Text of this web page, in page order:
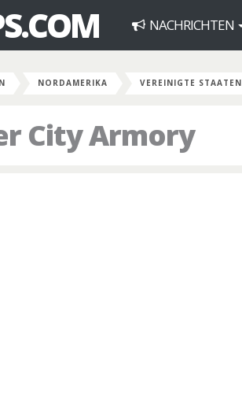
NACHRICHTEN
NORDAMERIKA VEREINIGTE STAATEN
City Armory